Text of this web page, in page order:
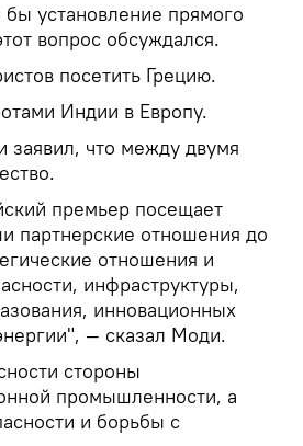
установление прямого
вопрос обсуждался.
посетить Грецию.
Индии в Европу.
заявил, что между двумя
премьер посещает
партнерские отношения до
отношения и
инфраструктуры,
инновационных
— сказал Моди.
стороны
промышленности, а
и борьбы с